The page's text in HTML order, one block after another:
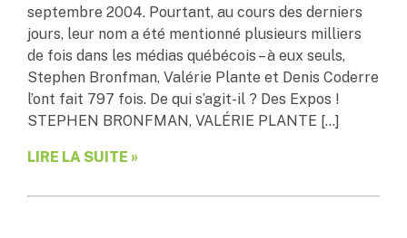
septembre 2004. Pourtant, au cours des derniers
jours, leur nom a été mentionné plusieurs milliers
de fois dans les médias québécois – à eux seuls,
Stephen Bronfman, Valérie Plante et Denis Coderre
l’ont fait 797 fois. De qui s’agit-il ? Des Expos !
STEPHEN BRONFMAN, VALÉRIE PLANTE […]
LIRE LA SUITE »